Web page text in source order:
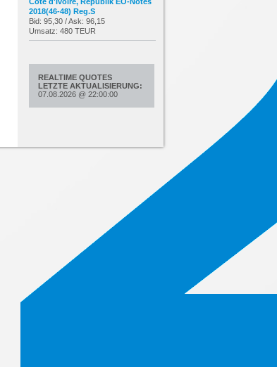
2018(46-48) Reg.S
Bid: 95,30 / Ask: 96,15
Umsatz: 480 TEUR
REALTIME QUOTES
LETZTE AKTUALISIERUNG:
07.08.2026 @ 22:00:00